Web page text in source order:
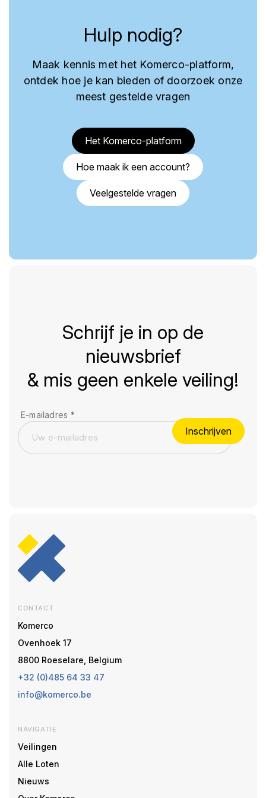
Hulp nodig?
Maak kennis met het Komerco-platform,
ontdek hoe je kan bieden of doorzoek onze
meest gestelde vragen
Het Komerco-platform
Hoe maak ik een account?
Veelgestelde vragen
Schrijf je in op de
nieuwsbrief
& mis geen enkele veiling!
E-mailadres *
Inschrijven
CONTACT
Komerco
Ovenhoek 17
8800 Roeselare, Belgium
+32 (0)485 64 33 47
info@komerco.be
NAVIGATIE
Veilingen
Alle Loten
Nieuws